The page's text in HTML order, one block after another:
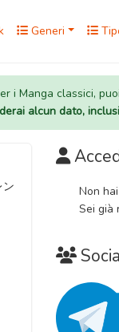
Generi
i Manga classici,
alcun dato,
Non
Sei già